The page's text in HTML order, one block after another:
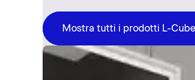
Mostra tutti i prodotti L-Cube